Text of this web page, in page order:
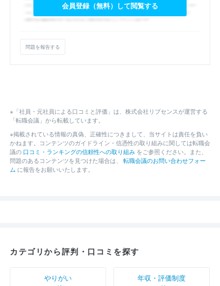
会員登録（無料）して閲覧する
問題を報告する
※「社員・元社員による口コミと評価」は、株式会社リブセンスが運営する
「転職会議」から転載しています。
※掲載されている情報の真偽、正確性につきまして、当サイトは責任を負い
かねます。コンテンツのガイドライン・信憑性の取り組みに関しては転職会
議の 口コミ・ランキングの信頼性への取り組み をご参照ください。また、
問題のあるコンテンツを見つけた場合は、 転職会議のお問い合わせフォー
ム に報告をお願いいたします。
カテゴリから評判・口コミを探す
やりがい
年収・評価制度